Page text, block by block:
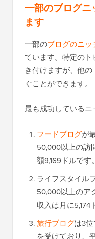
一部のブログ
ます
一部のブログのニッ
ています。特定の
き付けますが、他
ぐことができます。
最も成功しているニ
フードブログが
50,000以上の訪
額9,169ドルです。
ライフスタイル
50,000以上のア
収入は月に5,174
旅行ブログは3
を受けており、